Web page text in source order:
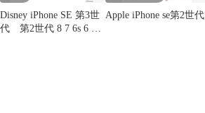
Disney iPhone SE 第3世
代 第2世代 8 7 6s 6 ケ
Apple iPhone se第2世代